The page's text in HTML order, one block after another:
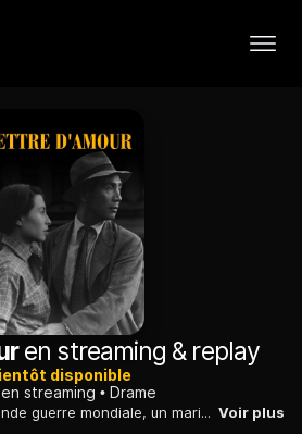
en streaming & replay
disponible
en streaming
Drame
Au lendemain de la Seconde guerre mondiale, un marin japonais retrouve heureux et dépité à la fois la jeune femme qu'il fréquentait avant le conflit. Voir plus